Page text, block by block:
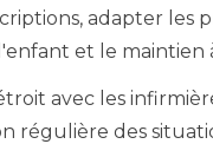
adapter
et le maintien
avec les
régulière des